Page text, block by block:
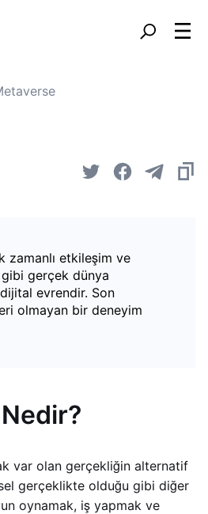
zamanlı etkileşim ve
gerçek dünya
dijital evrendir. Son
olmayan bir deneyim
var olan gerçekliğin alternatif
gerçeklikte olduğu gibi diğer
oynamak, iş yapmak ve